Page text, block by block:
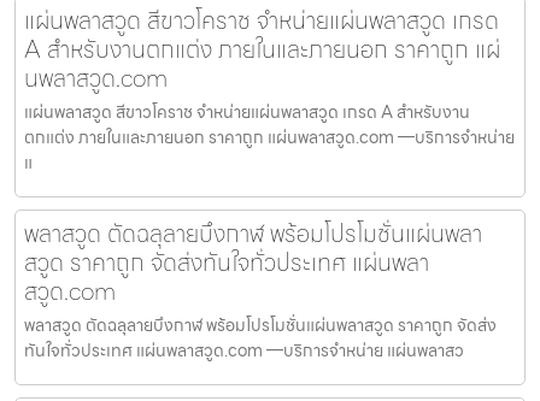
แผ่นพลาสวูด สีขาวโคราช จำหน่ายแผ่นพลาสวูด เกรด
A สำหรับงานตกแต่ง ภายในและภายนอก ราคาถูก แผ่
นพลาสวูด.com
แผ่นพลาสวูด สีขาวโคราช จำหน่ายแผ่นพลาสวูด เกรด A สำหรับงาน
ตกแต่ง ภายในและภายนอก ราคาถูก แผ่นพลาสวูด.com —บริการจำหน่าย
แ
พลาสวูด ตัดฉลุลายบึงกาฬ พร้อมโปรโมชั่นแผ่นพลา
สวูด ราคาถูก จัดส่งทันใจทั่วประเทศ แผ่นพลา
สวูด.com
พลาสวูด ตัดฉลุลายบึงกาฬ พร้อมโปรโมชั่นแผ่นพลาสวูด ราคาถูก จัดส่ง
ทันใจทั่วประเทศ แผ่นพลาสวูด.com —บริการจำหน่าย แผ่นพลาสว